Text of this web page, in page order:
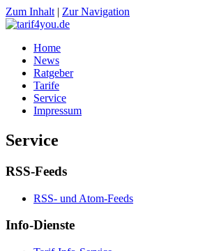
Zum Inhalt | Zur Navigation
Home
News
Ratgeber
Tarife
Service
Impressum
Service
RSS-Feeds
RSS- und Atom-Feeds
Info-Dienste